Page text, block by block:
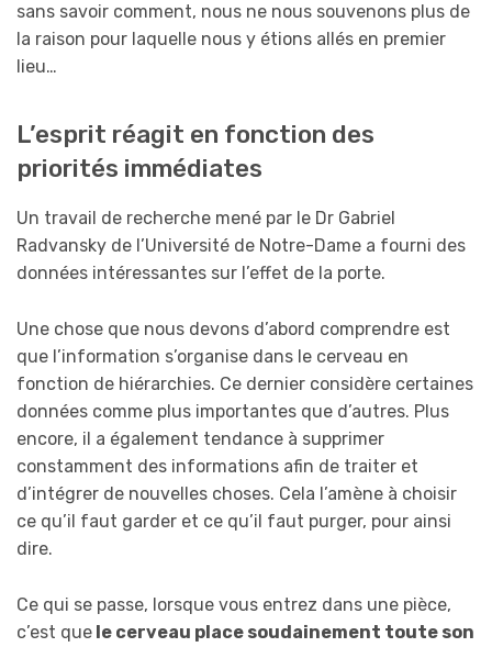
sans savoir comment, nous ne nous souvenons plus de
la raison pour laquelle nous y étions allés en premier
lieu…
L’esprit réagit en fonction des
priorités immédiates
Un travail de recherche mené par le Dr Gabriel
Radvansky de l’Université de Notre-Dame a fourni des
données intéressantes sur l’effet de la porte.
Une chose que nous devons d’abord comprendre est
que l’information s’organise dans le cerveau en
fonction de hiérarchies. Ce dernier considère certaines
données comme plus importantes que d’autres. Plus
encore, il a également tendance à supprimer
constamment des informations afin de traiter et
d’intégrer de nouvelles choses. Cela l’amène à choisir
ce qu’il faut garder et ce qu’il faut purger, pour ainsi
dire.
Ce qui se passe, lorsque vous entrez dans une pièce,
c’est que le cerveau place soudainement toute son